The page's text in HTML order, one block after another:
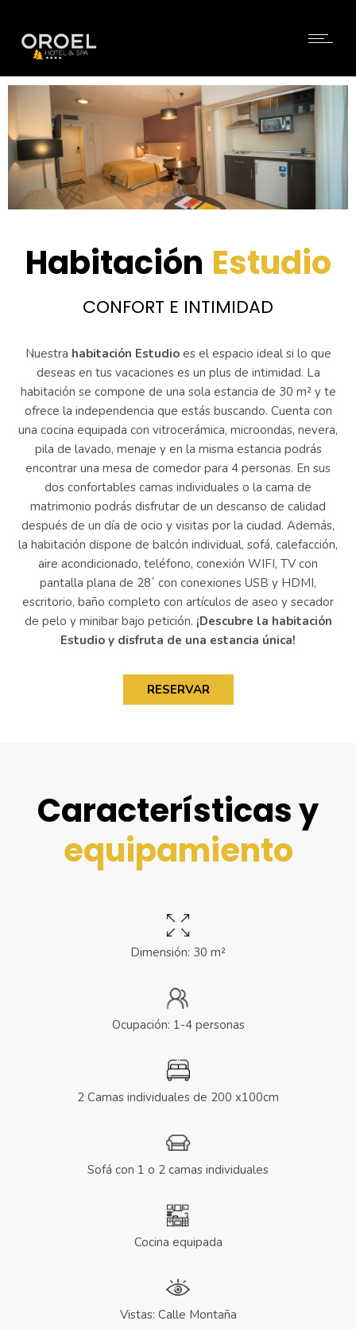
Habitación Estudio
CONFORT E INTIMIDAD
Nuestra habitación Estudioes el espacio ideal si lo que
deseas en tus vacaciones es un plus de intimidad. La
habitación se compone de una sola estancia de 30 m² y te
ofrece la independencia que estás buscando. Cuenta con
una cocina equipada con vitrocerámica, microondas, nevera,
pila de lavado, menaje y en la misma estancia podrás
encontrar una mesa de comedor para 4 personas. En sus
dos confortables camas individuales o la cama de
matrimonio podrás disfrutar de un descanso de calidad
después de un día de ocio y visitas por la ciudad. Además,
la habitación dispone de balcón individual, sofá, calefacción,
aire acondicionado, teléfono, conexión WIFI, TV con
pantalla plana de 28´ con conexiones USB y HDMI,
escritorio, baño completo con artículos de aseo y secador
de pelo y minibar bajo petición. ¡Descubre la habitación
Estudio y disfruta de una estancia única!
RESERVAR
Características y
equipamiento
Dimensión: 30 m²
Ocupación: 1-4 personas
2 Camas individuales de 200 x100cm
Sofá con 1 o 2 camas individuales
Cocina equipada
Vistas: Calle Montaña